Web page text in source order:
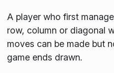
A player who first
row, column or diagonal
moves can be made but
game ends drawn.